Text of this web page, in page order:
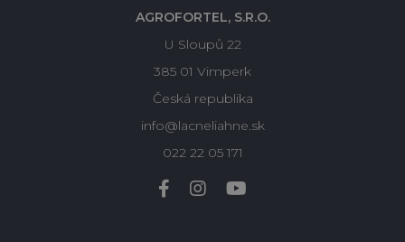
AGROFORTEL, S.R.O.
U Sloupů 22
385 01 Vimperk
Česká republika
info@lacneliahne.sk
022 22 05 171